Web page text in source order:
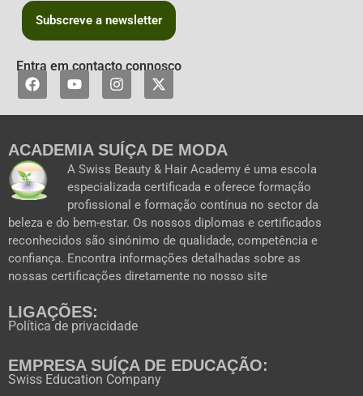
Subscreve a newsletter
Entra em contacto connosco
F
a
e
o
o
k
Y
o
t
b
e
I
n
t
g
r
a
m
X
-
w
t
e
r
ACADEMIA SUÍÇA DE MODA
A Swiss Beauty & Hair Academy é uma escola
especializada certificada e oferece formação
profissional e formação contínua no sector da
beleza e do bem-estar. Os nossos diplomas e certificados
reconhecidos são sinónimo de qualidade, competência e
confiança. Encontra informações detalhadas sobre as
nossas certificações diretamente no nosso site
LIGAÇÕES:
Política de privacidade
EMPRESA SUÍÇA DE EDUCAÇÃO:
Swiss Education Company